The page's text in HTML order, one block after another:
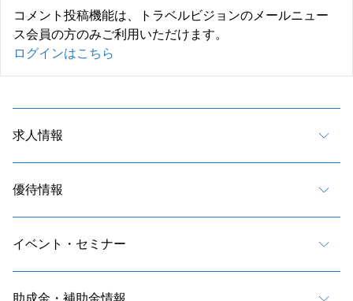
コメント投稿機能は、トラベルビジョンのメールニュー
ス会員の方のみご利用いただけます。
ログインはこちら
求人情報
優待情報
イベント・セミナー